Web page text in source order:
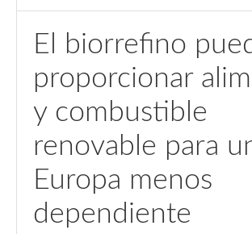
El biorrefino
proporcionar
y combustible
renovable para
Europa menos
dependiente